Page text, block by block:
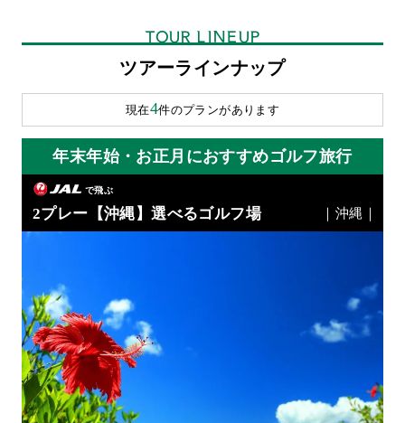
TOUR LINEUP
ツアーラインナップ
現在4件のプランがあります
年末年始・お正月におすすめゴルフ旅行
で飛ぶ
2プレー【沖縄】選べるゴルフ場 ｜沖縄｜